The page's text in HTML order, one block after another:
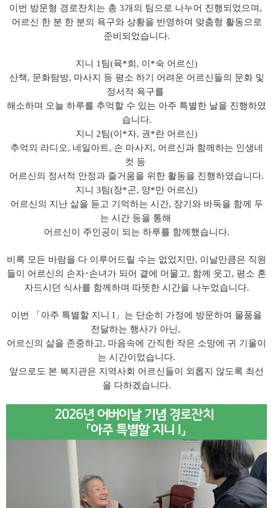
이번 방문형 경로잔치는 총 3개의 팀으로 나누어 진행되었으며 ,
어르신 한 분 한 분의 욕구와 상황을 반영하여 맞춤형 활동으로
준비되었습니다.
지니 1 팀(육*희 , 이 *숙 어르신 )
산책, 문화탐방, 마사지 등 평소 하기 어려운 어르신들의 문화 및
정서적 욕구를
해소하며 오늘 하루를 추억할 수 있는 아주 특별한 날을 진행하였
습니다.
지니 2팀(이 *자, 권 *란 어르신 )
추억의 라디오, 네일아트, 손 마사지 , 어르신과 함께하는 인생네
컷 등
어르신의 정서적 안정과 즐거움을 위한 활동을 진행하였습니다.
지니 3팀(장*곤, 양*만 어르신 )
어르신의 지난 삶을 듣고 기억하는 시간, 장기와 바둑을 함께 두
는 시간 등을 통해
어르신이 주인공이 되는 하루를 함께했습니다.
비록 모든 바람을 다 이루어드릴 수는 없었지만, 이날만큼은 직원
들이 어르신의 손자･손녀가 되어 곁에 머물고, 함께 웃고, 평소 혼
자드시던 식사를 함께하며 따뜻한 시간을 나누었습니다.
이번 「 아주 특별할 지니 I 」 는 단순히 가정에 방문하여 물품을
전달하는 행사가 아닌 ,
어르신의 삶을 존중하고, 마음속에 간직한 작은 소망에 귀 기울이
는 시간이었습니다.
앞으로도 본 복지관은 지역사회 어르신들이 외롭지 않도록 최선
을 다하겠습니다.